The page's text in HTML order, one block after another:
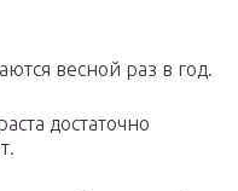
весной раз в год.
достаточно